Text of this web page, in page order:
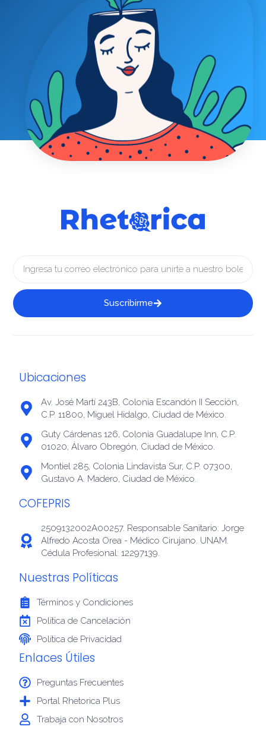
Suscribirme
Ubicaciones
Av. José Martí 243B, Colonia Escandón II Sección,
C.P. 11800, Miguel Hidalgo, Ciudad de México.
Guty Cárdenas 126, Colonia Guadalupe Inn, C.P.
01020, Álvaro Obregón, Ciudad de México.
Montiel 285, Colonia Lindavista Sur, C.P. 07300,
Gustavo A. Madero, Ciudad de México.
COFEPRIS
2509132002A00257. Responsable Sanitario: Jorge
Alfredo Acosta Orea - Médico Cirujano. UNAM.
Cédula Profesional: 12297139.
Nuestras Políticas
Términos y Condiciones
Política de Cancelación
Política de Privacidad
Enlaces Útiles
Preguntas Frecuentes
Portal Rhetorica Plus
Trabaja con Nosotros